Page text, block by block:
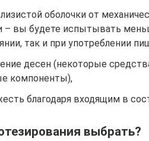
оболочки от
– вы будете испытывать
так и при употреблении
десен (некоторые
компоненты),
благодаря входящим в
выбрать?